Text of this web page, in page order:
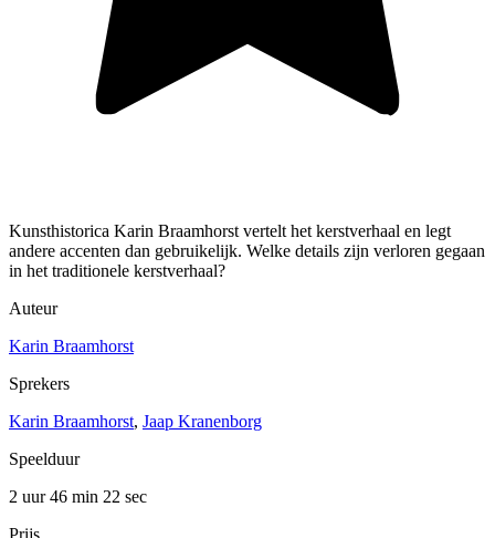
Kunsthistorica Karin Braamhorst vertelt het kerstverhaal en legt
andere accenten dan gebruikelijk. Welke details zijn verloren gegaan
in het traditionele kerstverhaal?
Auteur
Karin Braamhorst
Sprekers
Karin Braamhorst, Jaap Kranenborg
Speelduur
2 uur 46 min 22 sec
Prijs